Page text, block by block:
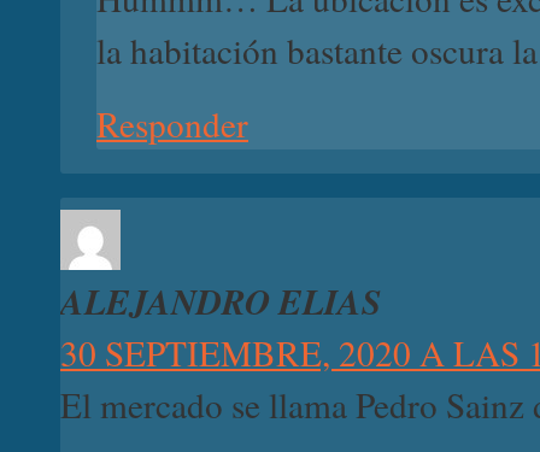
la habitación bastante oscura
Responder
ALEJANDRO ELIAS
30 SEPTIEMBRE, 2020 A LAS
El mercado se llama Pedro Sainz